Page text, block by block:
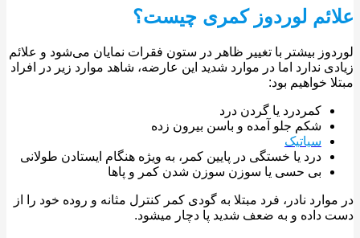
لوردوز کمری چیست؟
بیشتر با تغییر ظاهر در ستون فقرات نمایان می‌شود و علائم
ندارد اما در موارد شدید این عارضه، شاهد موارد زیر در افراد
خواهیم بود:
کمردرد یا گردن درد
شکم جلو آمده و باسن بیرون‌ زده
سیاتیک
درد یا خستگی در پایین کمر، به‌ ویژه هنگام ایستادن طولانی
بی حسی یا سوزن سوزن شدن کمر و پاها
نادر، فرد مبتلا به گودی کمر کنترل مثانه و روده خود را از
داده و به ضعف شدید پا دچار میشود.